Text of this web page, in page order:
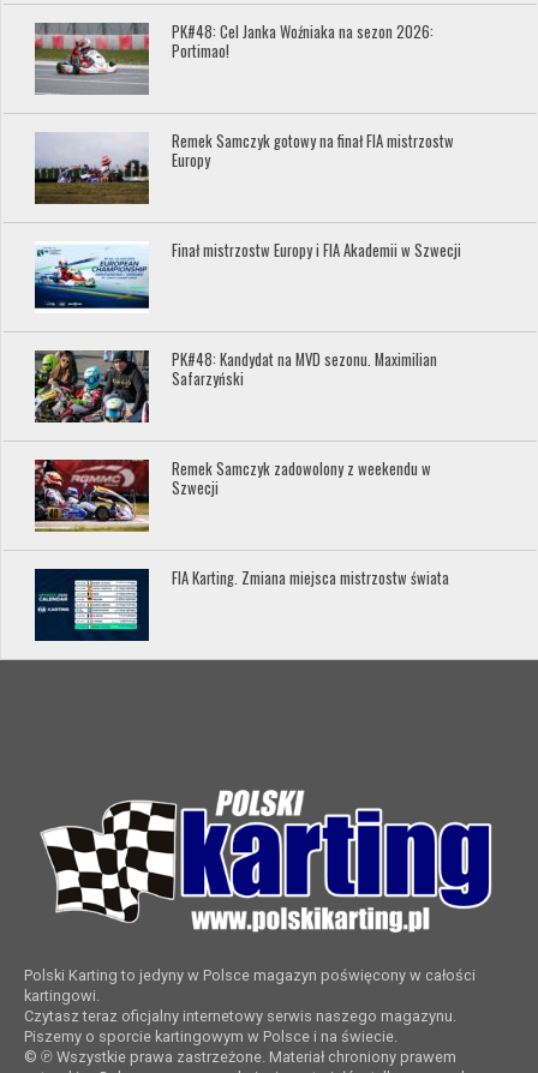
PK#48: Cel Janka Woźniaka na sezon 2026:
Portimao!
Remek Samczyk gotowy na finał FIA mistrzostw
Europy
Finał mistrzostw Europy i FIA Akademii w Szwecji
PK#48: Kandydat na MVD sezonu. Maximilian
Safarzyński
Remek Samczyk zadowolony z weekendu w
Szwecji
FIA Karting. Zmiana miejsca mistrzostw świata
Polski Karting to jedyny w Polsce magazyn poświęcony w całości
kartingowi.
Czytasz teraz oficjalny internetowy serwis naszego magazynu.
Piszemy o sporcie kartingowym w Polsce i na świecie.
© ℗ Wszystkie prawa zastrzeżone. Materiał chroniony prawem